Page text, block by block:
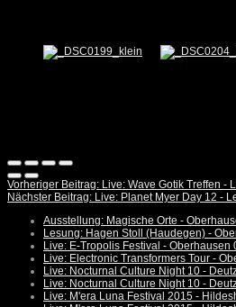
Vorheriger Beitrag: Live: Wave Gotik Treffen -
Nächster Beitrag: Live: Planet Myer Day 12 -
Ausstellung: Magische Orte -
Lesung: Hagen Stoll (Haudegen) -
Live: E-Tropolis Festival - Oberhausen
Live: Electronic Transformers Tour -
Live: Nocturnal Culture Night 10 -
Live: Nocturnal Culture Night 10 -
Live: M'era Luna Festival 2015 -